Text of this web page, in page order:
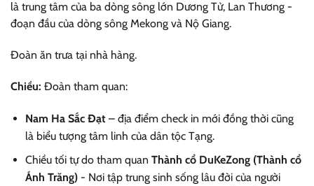
là trung tâm của ba dòng sông lớn Dương Tử, Lan Thương -
đoạn đầu của dòng sông Mekong và Nộ Giang.
Đoàn ăn trưa tại nhà hàng.
Chiều: Đoàn tham quan:
Nam Ha Sắc Đạt– địa điểm check in mới đồng thời cũng
là biểu tượng tâm linh của dân tộc Tạng.
Chiều tối tự do tham quan Thành cổ DuKeZong (Thành cổ
Ánh Trăng)- Nơi tập trung sinh sống lâu đời của người